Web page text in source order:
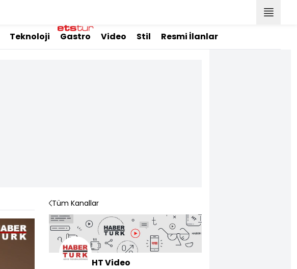
Teknoloji Gastro Video Stil Resmi İlanlar
Tüm Kanallar
HT Video